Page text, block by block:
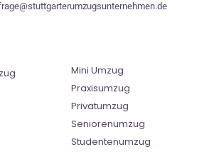
Mini Umzug
Praxisumzug
Privatumzug
Seniorenumzug
Studentenumzug